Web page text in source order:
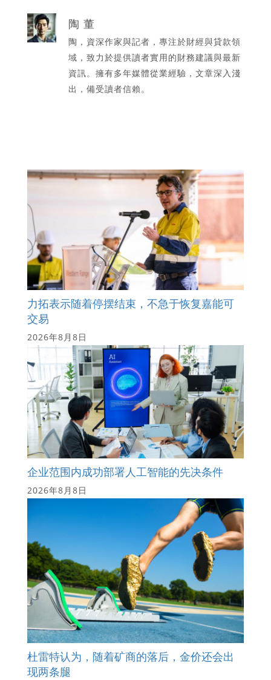
陶 董
陶，資深作家與記者，專注於財經與貸款領
域，致力於提供讀者實用的財務建議與最新
資訊。擁有多年媒體從業經驗，文章深入淺
出，備受讀者信賴。
力拓表示随着停摆结束，不急于恢复嘉能可
交易
2026年8月8日
企业范围内成功部署人工智能的先决条件
2026年8月8日
杜雷特认为，随着矿商的落后，金价还会出
现两条腿